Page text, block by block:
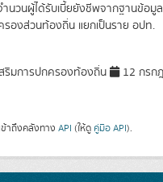
นวนผู้ได้รับเบี้ยยังชีพจากฐานข้อมู
องส่วนท้องถิ่น แยกเป็นราย อปท.
ริมการปกครองท้องถิ่น 12 กรก
าถึงคลังทาง API (ให้ดู คู่มือ API).